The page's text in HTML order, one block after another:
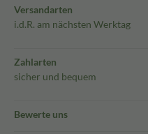
Versandarten
i.d.R. am nächsten Werktag
Zahlarten
sicher und bequem
Bewerte uns